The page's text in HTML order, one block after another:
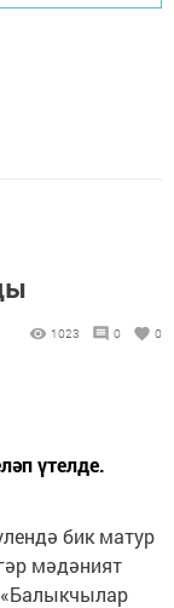
1023 0 0
үтелде.
бик матур
мәдәният